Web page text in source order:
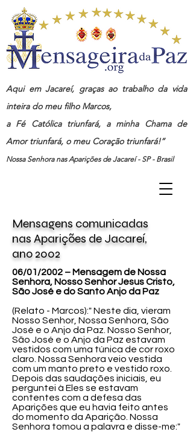
Aqui em Jacareí, graças ao trabalho da vida
inteira do meu filho Marcos,
a Fé Católica triunfará, a minha Chama de
Amor triunfará, o meu Coração triunfará!”
Nossa Senhora nas Aparições de Jacareí - SP - Brasil
Mensagens comunicadas
nas Aparições de Jacareí,
ano2002
06/01/2002 – Mensagem de Nossa
Senhora, Nosso Senhor Jesus Cristo,
São José e do Santo Anjo da Paz
(Relato - Marcos):" Neste dia, vieram
Nosso Senhor, Nossa Senhora, São
José e o Anjo da Paz. Nosso Senhor,
São José e o Anjo da Paz estavam
vestidos com uma túnica de cor roxo
claro. Nossa Senhora veio vestida
com um manto preto e vestido roxo.
Depois das saudações iniciais, eu
perguntei à Eles se estavam
contentes com a defesa das
Aparições que eu havia feito antes
do momento da Aparição. Nossa
Senhora tomou a palavra e disse-me:"